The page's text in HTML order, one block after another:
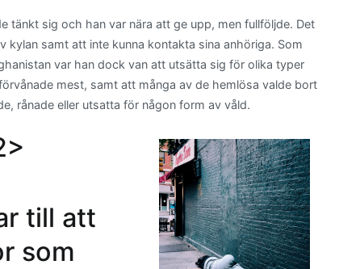
tänkt sig och han var nära att ge upp, men fullföljde. Det
samt att inte kunna kontakta sina anhöriga. Som
var han dock van att utsätta sig för olika typer
mest, samt att många av de hemlösa valde bort
rånade eller utsatta för någon form av våld.
till att
som